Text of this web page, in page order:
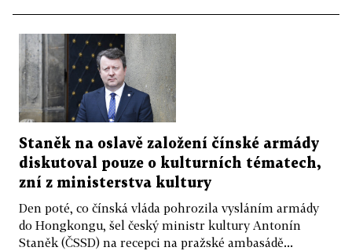
Staněk na oslavě založení čínské armády
diskutoval pouze o kulturních tématech,
zní z ministerstva kultury
Den poté, co čínská vláda pohrozila vysláním armády
do Hongkongu, šel český ministr kultury Antonín
Staněk (ČSSD) na recepci na pražské ambasádě...